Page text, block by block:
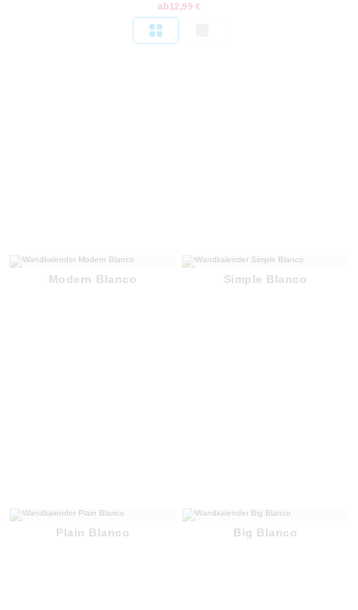
ab12,99 €
Modern Blanco Simple Blanco
Plain Blanco Big Blanco